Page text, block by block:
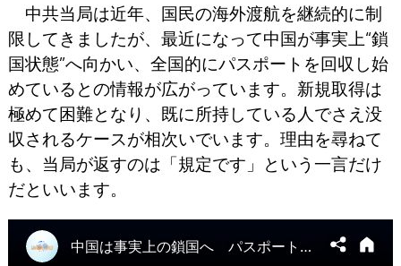
中共当局は近年、国民の海外渡航を継続的に制
限してきましたが、最近になって中国が事実上“鎖
国状態”へ向かい、全国的にパスポートを回収し始
めているとの情報が広がっています。新規取得は
極めて困難となり、既に所持している人でさえ没
収されるケースが相次いでいます。理由を尋ねて
も、当局が返すのは「規定です」という一言だけ
だといいます。